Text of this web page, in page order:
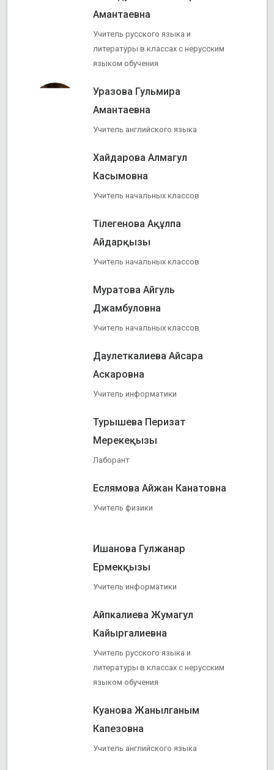
Амантаевна
Учитель русского языка и
литературы в классах с нерусским
языком обучения
Уразова Гульмира
Амантаевна
Учитель английского языка
Хайдарова Алмагул
Касымовна
Учитель начальных классов
Тілегенова Ақұлпа
Айдарқызы
Учитель начальных классов
Муратова Айгуль
Джамбуловна
Учитель начальных классов
Даулеткалиева Айсара
Аскаровна
Учитель информатики
Турышева Перизат
Мерекеқызы
Лаборант
Еслямова Айжан Канатовна
Учитель физики
Ишанова Гулжанар
Ермекқызы
Учитель информатики
Айпкалиева Жумагул
Кайыргалиевна
Учитель русского языка и
литературы в классах с нерусским
языком обучения
Куанова Жанылганым
Капезовна
Учитель английского языка